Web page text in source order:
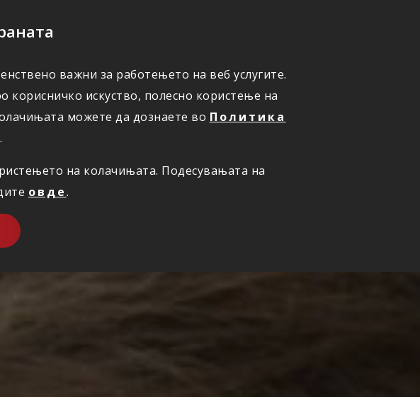
важни за работењето на веб услугите.
искуство, полесно користење на
можете да дознаете во Политика
.
на колачињата. Подесувањата на
овде.
ОНЛАЈН ПРИЈАВИ ШТЕТА